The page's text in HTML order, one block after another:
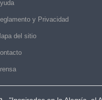
y Privacidad
del sitio